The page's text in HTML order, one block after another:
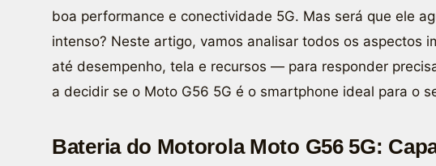
boa performance e conectividade 5G. Mas será que ele
intenso? Neste artigo, vamos analisar todos os aspectos
até desempenho, tela e recursos — para responder
a decidir se o Moto G56 5G é o smartphone ideal para o
Bateria do Motorola Moto G56 5G: